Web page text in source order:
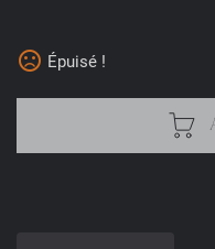
sentiment_dissatisfied Épuisé !